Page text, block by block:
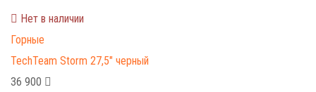
Нет в наличии
Горные
TechTeam Storm 27,5" черный
36 900